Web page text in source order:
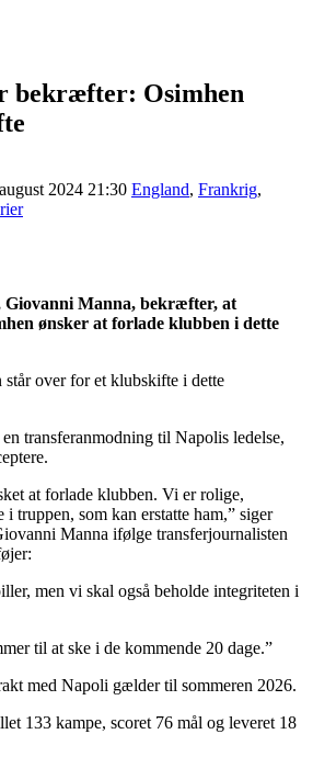
bekræfter: Osimhen
2024 21:30 England, Frankrig,
Giovanni Manna, bekræfter, at
ønsker at forlade klubben i dette
over for et klubskifte i dette
transferanmodning til Napolis ledelse,
at forlade klubben. Vi er rolige,
truppen, som kan erstatte ham,” siger
Manna ifølge transferjournalisten
men vi skal også beholde integriteten i
til at ske i de kommende 20 dage.”
med Napoli gælder til sommeren 2026.
133 kampe, scoret 76 mål og leveret 18